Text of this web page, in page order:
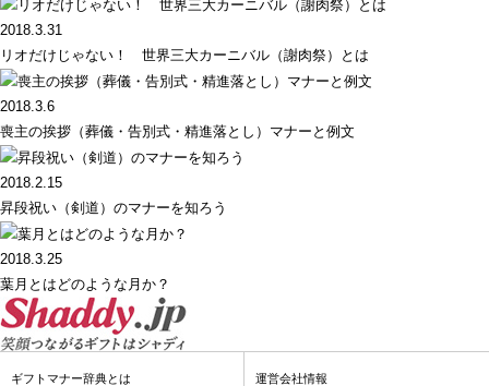
2018.3.31
リオだけじゃない！ 世界三大カーニバル（謝肉祭）とは
2018.3.6
喪主の挨拶（葬儀・告別式・精進落とし）マナーと例文
2018.2.15
昇段祝い（剣道）のマナーを知ろう
2018.3.25
葉月とはどのような月か？
ギフトマナー辞典とは 運営会社情報